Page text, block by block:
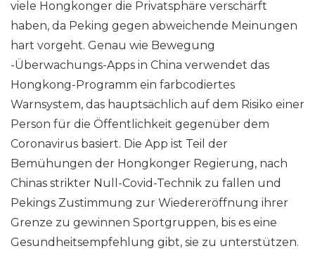
viele Hongkonger die Privatsphäre verschärft
haben, da Peking gegen abweichende Meinungen
hart vorgeht. Genau wie Bewegung
-Überwachungs-Apps in China verwendet das
Hongkong-Programm ein farbcodiertes
Warnsystem, das hauptsächlich auf dem Risiko einer
Person für die Öffentlichkeit gegenüber dem
Coronavirus basiert. Die App ist Teil der
Bemühungen der Hongkonger Regierung, nach
Chinas strikter Null-Covid-Technik zu fallen und
Pekings Zustimmung zur Wiedereröffnung ihrer
Grenze zu gewinnen Sportgruppen, bis es eine
Gesundheitsempfehlung gibt, sie zu unterstützen.